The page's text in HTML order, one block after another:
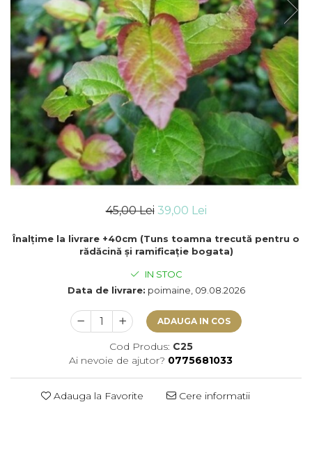
45,00 Lei 39,00 Lei
Înalțime la livrare +40cm (Tuns toamna trecută pentru o
rădăcină și ramificație bogata)
IN STOC
Data de livrare: poimaine, 09.08.2026
ADAUGA IN COS
Cod Produs: C25
Ai nevoie de ajutor? 0775681033
Adauga la Favorite Cere informatii